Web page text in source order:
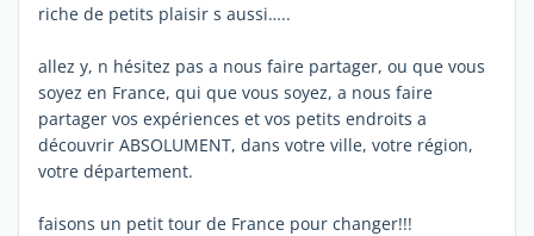
riche de petits plaisir s aussi…..
allez y, n hésitez pas a nous faire partager, ou que vous
soyez en France, qui que vous soyez, a nous faire
partager vos expériences et vos petits endroits a
découvrir ABSOLUMENT, dans votre ville, votre région,
votre département.
faisons un petit tour de France pour changer!!!